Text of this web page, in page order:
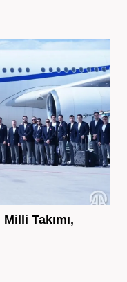
Takımı,